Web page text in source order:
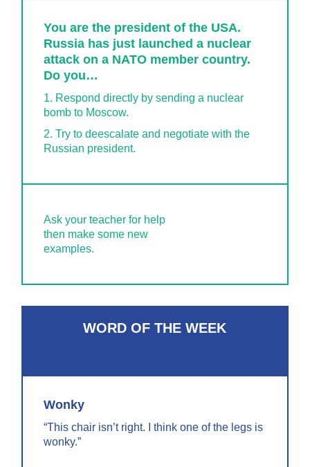
You are the president of the USA.
Russia has just launched a nuclear
attack on a NATO member country.
Do you…
1. Respond directly by sending a nuclear
bomb to Moscow.
2. Try to deescalate and negotiate with the
Russian president.
Ask your teacher for help
then make some new
examples.
WORD OF THE WEEK
Wonky
“This chair isn’t right. I think one of the legs is
wonky.”